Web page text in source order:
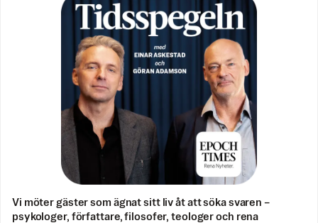
Vi möter gäster som ägnat sitt liv åt att söka svaren –
psykologer, författare, filosofer, teologer och rena